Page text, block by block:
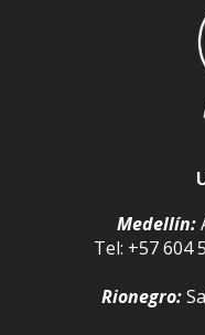
Medellín:
Tel: +57 604
Rionegro: